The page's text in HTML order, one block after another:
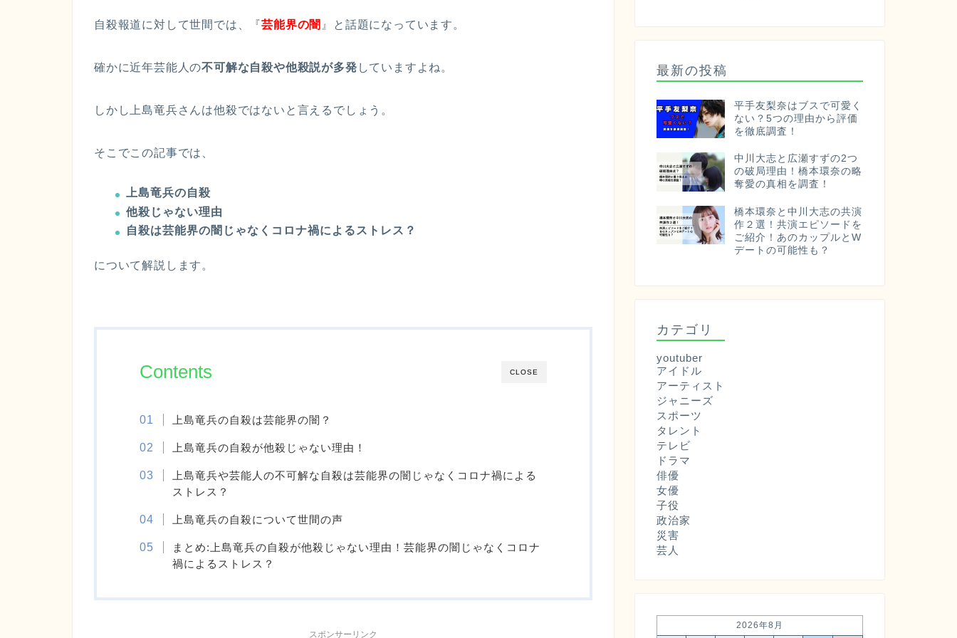
自殺報道に対して世間では、『芸能界の闇 』と話題になっています。
確かに近年芸能人の不可解な自殺や他殺説が多発 していますよね。
しかし上島竜兵さんは他殺ではないと言えるでしょう。
そこでこの記事では、
上島竜兵の自殺
他殺じゃない理由
自殺は芸能界の闇じゃなくコロナ禍によるストレス？
について解説します。
CLOSE
Contents
上島竜兵の自殺は芸能界の闇？
上島竜兵の自殺が他殺じゃない理由！
上島竜兵や芸能人の不可解な自殺は芸能界の闇じゃなくコロナ禍による
ストレス？
上島竜兵の自殺について世間の声
まとめ:上島竜兵の自殺が他殺じゃない理由！芸能界の闇じゃなくコロナ
禍によるストレス？
スポンサーリンク
最新の投稿
平手友梨奈はブスで可愛く
ない？5つの理由から評価
を徹底調査！
中川大志と広瀬すずの2つ
の破局理由！橋本環奈の略
奪愛の真相を調査！
橋本環奈と中川大志の共演
作２選！共演エピソードを
ご紹介！あのカップルとW
デートの可能性も？
カテゴリ
youtuber
アイドル
アーティスト
ジャニーズ
スポーツ
タレント
テレビ
ドラマ
俳優
女優
子役
政治家
災害
芸人
2026年8月